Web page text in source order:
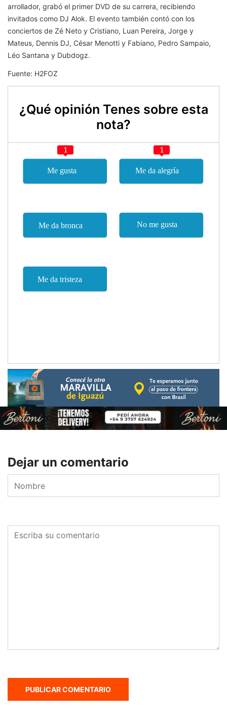
arrollador, grabó el primer DVD de su carrera, recibiendo
invitados como DJ Alok. El evento también contó con los
conciertos de Zé Neto y Cristiano, Luan Pereira, Jorge y
Mateus, Dennis DJ, César Menotti y Fabiano, Pedro Sampaio,
Léo Santana y Dubdogz.
Fuente: H2FOZ
¿Qué opinión Tenes sobre esta
nota?
1 1
Dejar un comentario